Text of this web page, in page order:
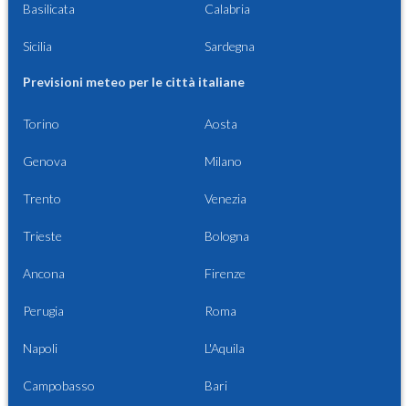
Basilicata Calabria
Sicilia Sardegna
Previsioni meteo per le città italiane
Torino Aosta
Genova Milano
Trento Venezia
Trieste Bologna
Ancona Firenze
Perugia Roma
Napoli L'Aquila
Campobasso Bari